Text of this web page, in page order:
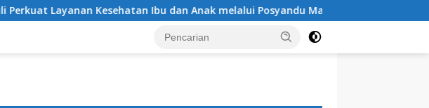
Ibu dan Anak melalui Posyandu Matahari di Desa Brilian Hargobinangun